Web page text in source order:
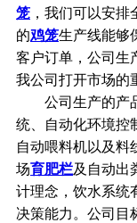
笼 ，我们可以安
的鸡笼生产线能够
客户订单，公司生
我公司打开市场的
公司生产的产
统、自动化环境控
自动喂料机以及料
场育肥栏及自动出
计理念，饮水系统
决策能力。公司目